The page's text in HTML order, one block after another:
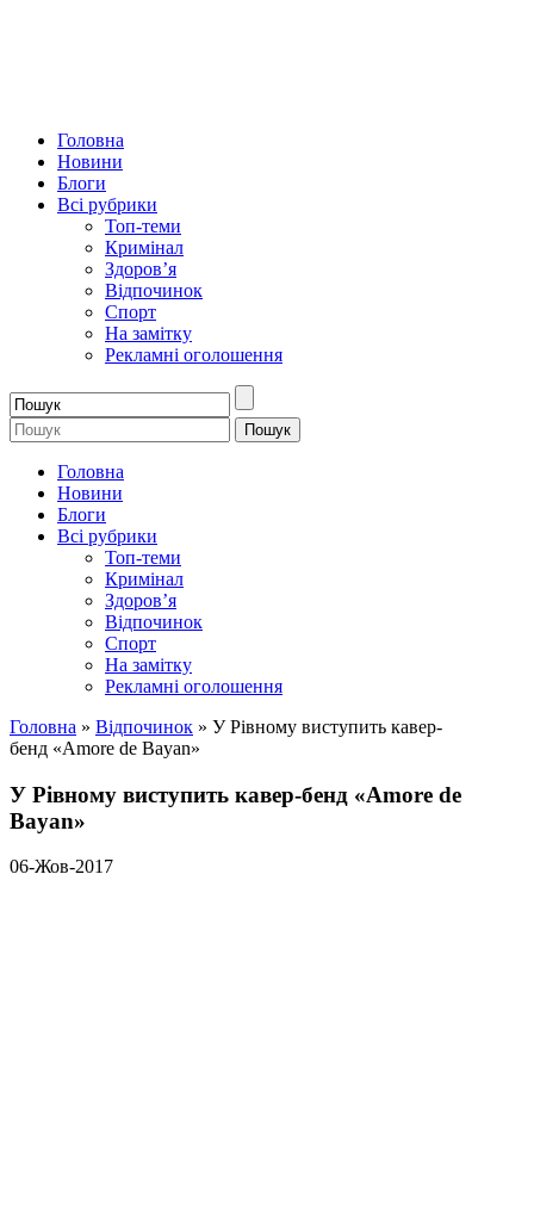
Головна
Новини
Блоги
Всі рубрики
Топ-теми
Кримінал
Здоров’я
Відпочинок
Спорт
На замітку
Рекламні оголошення
Головна
Новини
Блоги
Всі рубрики
Топ-теми
Кримінал
Здоров’я
Відпочинок
Спорт
На замітку
Рекламні оголошення
Головна » Відпочинок » У Рівному виступить кавер-
бенд «Amore de Bayan»
У Рівному виступить кавер-бенд «Amore de
Bayan»
06-Жов-2017